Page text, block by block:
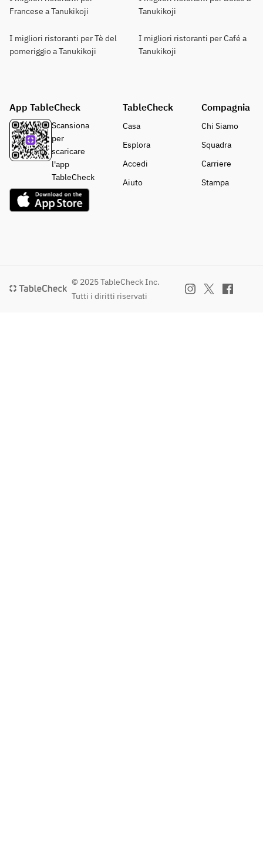
Francese a Tanukikoji
Tanukikoji
I migliori ristoranti per Tè del
pomeriggio a Tanukikoji
I migliori ristoranti per Café a
Tanukikoji
App TableCheck
Scansiona
per
scaricare
l'app
TableCheck
TableCheck
Casa
Esplora
Accedi
Aiuto
Compagnia
Chi Siamo
Squadra
Carriere
Stampa
© 2025 TableCheck Inc.
Tutti i diritti riservati